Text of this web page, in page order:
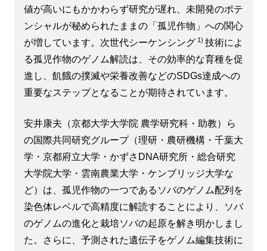
値が高いにもかかわらず研究が遅れ、未開発のポテ
ンシャルが秘められたままの「孤児作物」への関心
が増しています。次世代シーケンシング 1) 技術によ
る孤児作物のゲノム解読は、その効率的な育種を促
進し、飢餓の撲滅や栄養改善などのSDGs達成への
重要なステップとなることが期待されています。
安井康夫（京都大学大学院 農学研究科・助教）ら
の国際共同研究グループ（理研・農研機構・千葉大
学・京都府立大学・かずさDNA研究所・総合研究
大学院大学・雲南農業大学・ケンブリッジ大学な
ど）は、孤児作物の一つであるソバのゲノム配列を
染色体レベルで高精度に解読することにより、ソバ
のゲノムの進化と栽培ソバの起原を解き明かしまし
た。さらに、予測された遺伝子をゲノム編集技術に